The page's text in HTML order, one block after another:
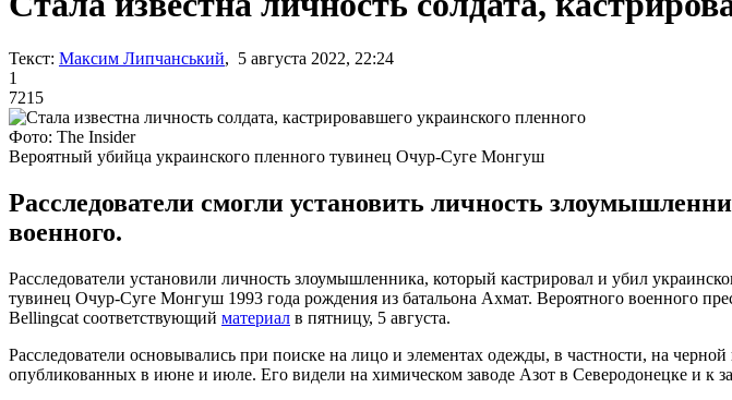
Текст: Максим Липчанський, 5 августа 2022, 22:24
1
7215
Фото: The Insider
Вероятный убийца украинского пленного тувинец Очур-Суге Монгуш
Расследователи смогли установить личность
военного.
Расследователи установили личность злоумышленника, который кастрировал и убил
тувинец Очур-Суге Монгуш 1993 года рождения из батальона Ахмат. Вероятного военного
Bellingcat соответствующий материал в пятницу, 5 августа.
Расследователи основывались при поиске на лицо и элементах одежды, в частности, на
опубликованных в июне и июле. Его видели на химическом заводе Азот в Северодонецке и к